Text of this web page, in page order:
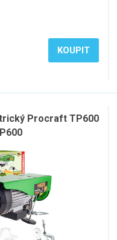
KOUPIT
Procraft TP600